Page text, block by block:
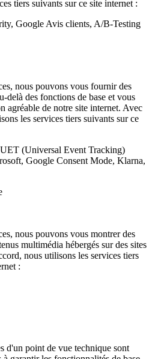
tiers suivants sur ce site internet :
Google Avis clients, A/B-Testing
nous pouvons vous fournir des
delà des fonctions de base et vous
agréable de notre site internet. Avec
les services tiers suivants sur ce
(Universal Event Tracking)
Google Consent Mode, Klarna,
nous pouvons vous montrer des
multimédia hébergés sur des sites
nous utilisons les services tiers
:
d'un point de vue technique sont